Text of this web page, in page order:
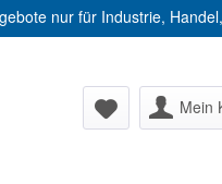
nur für Industrie,
Mein